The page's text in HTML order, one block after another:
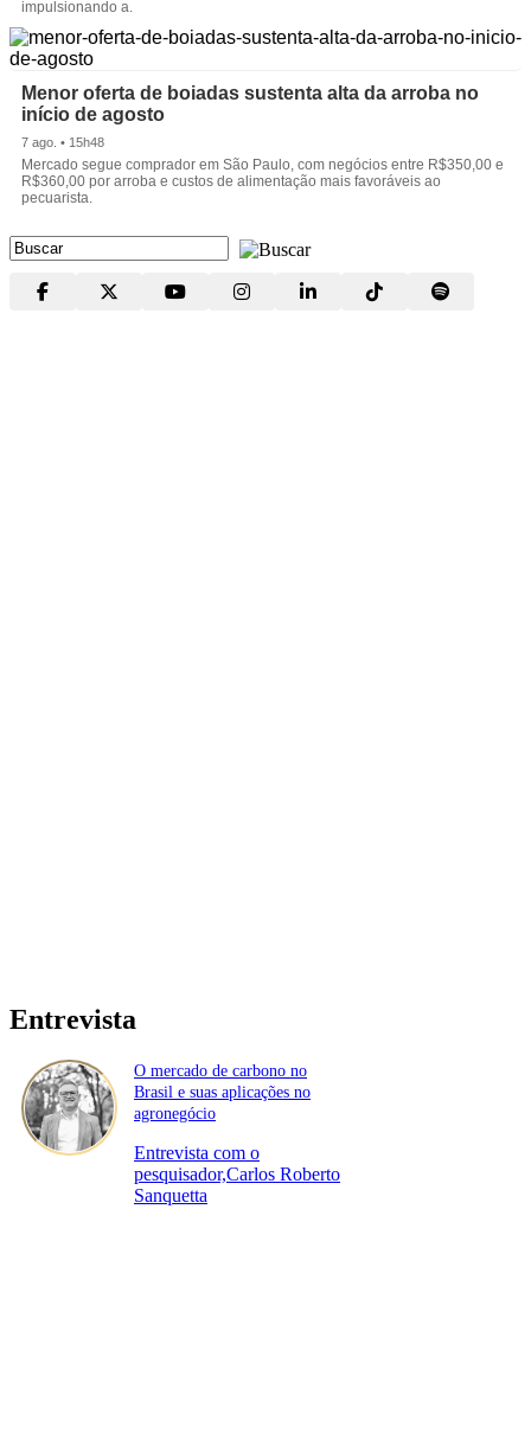
impulsionando a.
Menor oferta de boiadas sustenta alta da arroba no
início de agosto
7 ago. • 15h48
Mercado segue comprador em São Paulo, com negócios entre R$350,00 e
R$360,00 por arroba e custos de alimentação mais favoráveis ao
pecuarista.
Entrevista
O mercado de carbono no
Brasil e suas aplicações no
agronegócio
Entrevista com o
pesquisador,Carlos Roberto
Sanquetta